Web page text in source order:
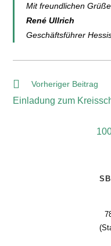
Mit freundlichen
René Ullrich
Geschäftsführer
Vorheriger Beitrag
Einladung zum